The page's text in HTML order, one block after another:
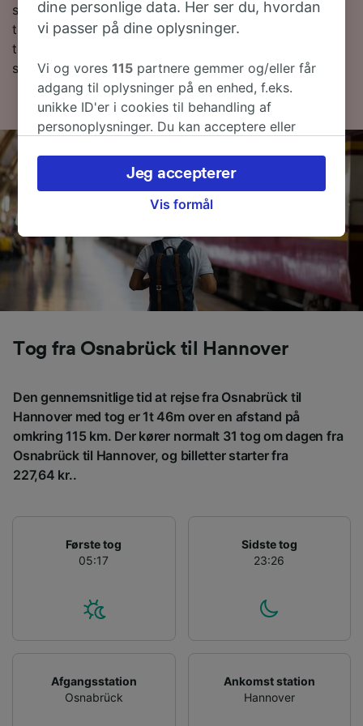
stillede spørgsmål, togplaner med de første og sidste
togtider og tips til, hvordan du bestiller billige
togbilletter. Hvis du er klar til at bestille, så lav en
søgning efter billetter med os i dag.
Tog fra Osnabrück til Hannover
Den gennemsnitlige tid at rejse fra Osnabrück til
Hannover med tog er 1t 46m over en afstand på
omkring 115 km. Der kører normalt 31 tog om dagen fra
Osnabrück til Hannover, og billetter starter fra
227,64 kr..
Første tog
05:17
Sidste tog
23:26
Afgangsstation
Osnabrück
Ankomst station
Hannover
dine personlige data. Her ser du, hvordan
vi passer på dine oplysninger.
Vi og vores115 partnere gemmer og/eller får
adgang til oplysninger på en enhed, f.eks.
unikke ID'er i cookies til behandling af
personoplysninger. Du kan acceptere eller
herunder din ret til at gøre indsigelse, hvor
legitim interesse bruges, eller når som helst på
siden om privatlivspolitik. Disse valg
browsingdata. Dine data vil ikke blive brugt til
sporingsformål, hvis du har bedt os om ikke at
Vi og vores partnere behandler data for at
Bruge præcise geografiske
Opbevare og/eller tilgå oplysninger på en
enhed. Tilpasset annoncering og indhold,
annoncerings- og indholdsmåling,
målgruppeundersøgelser og udvikling af
tjenester.
Vis formål
Jeg accepterer